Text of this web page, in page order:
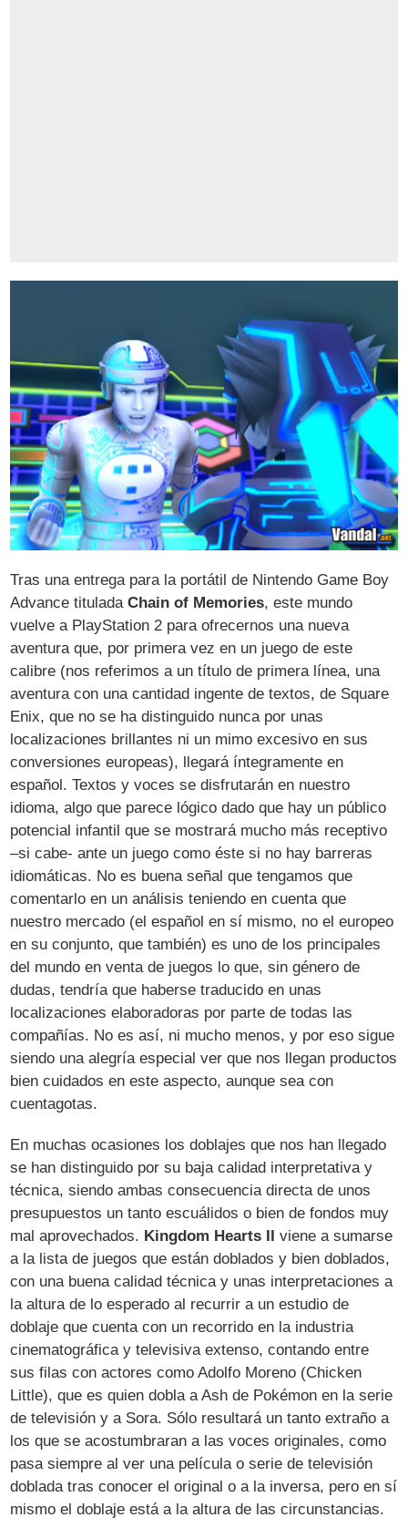
Tras una entrega para la portátil de Nintendo Game Boy
Advance tituladaChain of Memories, este mundo
vuelve a PlayStation 2 para ofrecernos una nueva
aventura que, por primera vez en un juego de este
calibre (nos referimos a un título de primera línea, una
aventura con una cantidad ingente de textos, de Square
Enix, que no se ha distinguido nunca por unas
localizaciones brillantes ni un mimo excesivo en sus
conversiones europeas), llegará íntegramente en
español. Textos y voces se disfrutarán en nuestro
idioma, algo que parece lógico dado que hay un público
potencial infantil que se mostrará mucho más receptivo
–si cabe- ante un juego como éste si no hay barreras
idiomáticas. No es buena señal que tengamos que
comentarlo en un análisis teniendo en cuenta que
nuestro mercado (el español en sí mismo, no el europeo
en su conjunto, que también) es uno de los principales
del mundo en venta de juegos lo que, sin género de
dudas, tendría que haberse traducido en unas
localizaciones elaboradoras por parte de todas las
compañías. No es así, ni mucho menos, y por eso sigue
siendo una alegría especial ver que nos llegan productos
bien cuidados en este aspecto, aunque sea con
cuentagotas.
En muchas ocasiones los doblajes que nos han llegado
se han distinguido por su baja calidad interpretativa y
técnica, siendo ambas consecuencia directa de unos
presupuestos un tanto escuálidos o bien de fondos muy
mal aprovechados. Kingdom Hearts II
viene a sumarse
a la lista de juegos que están doblados y bien doblados,
con una buena calidad técnica y unas interpretaciones a
la altura de lo esperado al recurrir a un estudio de
doblaje que cuenta con un recorrido en la industria
cinematográfica y televisiva extenso, contando entre
sus filas con actores como Adolfo Moreno (Chicken
Little), que es quien dobla a Ash de Pokémon en la serie
de televisión y a Sora. Sólo resultará un tanto extraño a
los que se acostumbraran a las voces originales, como
pasa siempre al ver una película o serie de televisión
doblada tras conocer el original o a la inversa, pero en sí
mismo el doblaje está a la altura de las circunstancias.